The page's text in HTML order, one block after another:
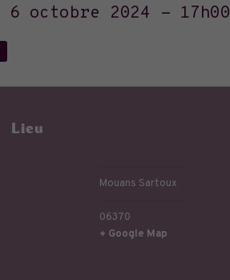
6 octobre 2024 - 17h00
Lieu
Mouans Sartoux
06370
+ Google Map